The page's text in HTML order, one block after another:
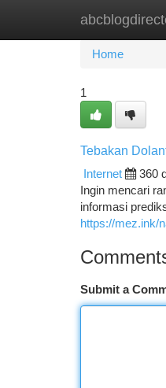
Home
Home
1
Tebakan
Internet
360
Ingin mencari
informasi
https://mez.ink/
Submit a